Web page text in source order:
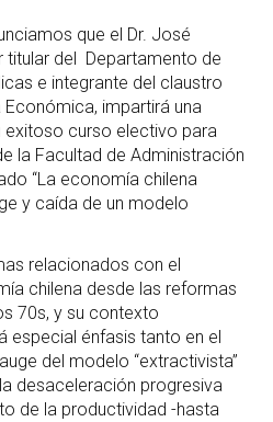
que el Dr. José
titular del Departamento de
e integrante del claustro
impartirá una
exitoso curso electivo para
la Facultad de Administración
“La economía chilena
y caída de un modelo
relacionados con el
chilena desde las reformas
70s, y su contexto
especial énfasis tanto en el
del modelo “extractivista”
desaceleración progresiva
de la productividad -hasta